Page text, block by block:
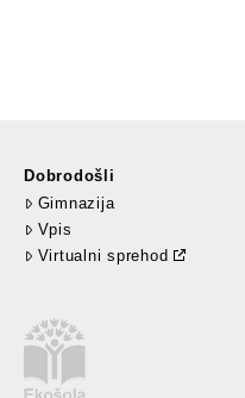
Dobrodošli
Gimnazija
Vpis
Virtualni sprehod